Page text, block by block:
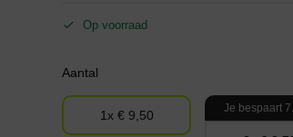
Op voorraad
Aantal
1x € 9,50 Je bespaart